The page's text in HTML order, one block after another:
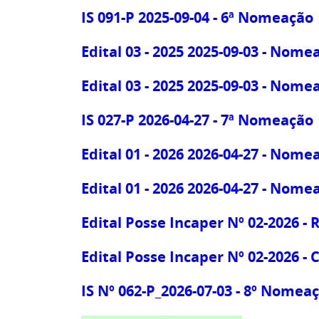
IS 091-P 2025-09-04 - 6ª Nomeação
Edital 03 - 2025 2025-09-03 -
Edital 03 - 2025 2025-09-03 -
IS 027-P 2026-04-27 - 7ª Nomeação
Edital 01 - 2026 2026-04-27 -
Edital 01 - 2026 2026-04-27 -
Edital Posse Incaper Nº 02-2026 -
Edital Posse Incaper Nº 02-2026 -
IS Nº 062-P_2026-07-03 - 8º